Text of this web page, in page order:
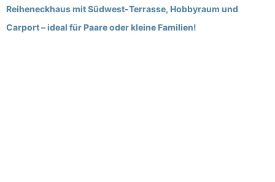
Reiheneckhaus mit Südwest-Terrasse, Hobbyraum und
Carport – ideal für Paare oder kleine Familien!